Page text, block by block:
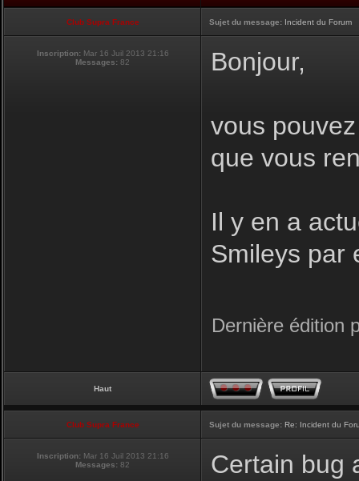
Club Supra France Sujet du message: Incident du Forum
Inscription: Mar 16 Juil 2013 21:16
Messages: 82 Bonjour,
vous
que vous
Il y en a
Smileys par
Dernière édition
Haut
Club Supra France Sujet du message: Re: Incident du
Inscription: Mar 16 Juil 2013 21:16
Messages: 82
Certain bug